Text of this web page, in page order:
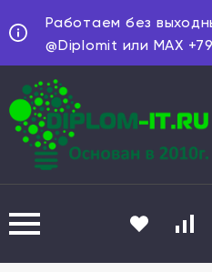
Работаем без
@Diplomit или MAX